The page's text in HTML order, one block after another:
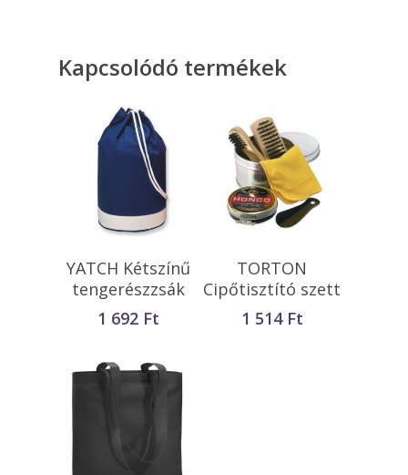
Kapcsolódó termékek
Kosárba
Teszem
YATCH Kétszínű
tengerészzsák
1 692 Ft
Kosárba
Teszem
TORTON
Cipőtisztító szett
1 514 Ft